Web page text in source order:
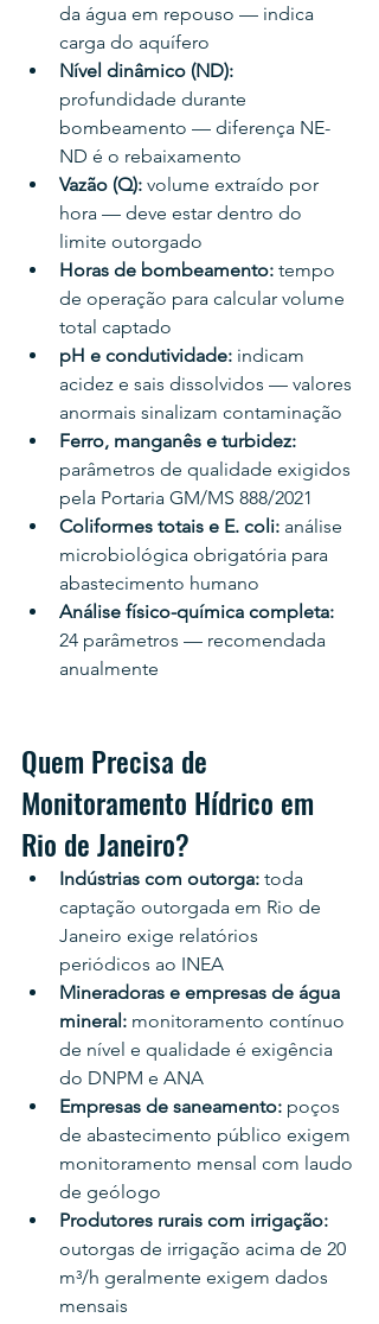
da água em repouso — indica
carga do aquífero
Nível dinâmico (ND):
profundidade durante
bombeamento — diferença NE-
ND é o rebaixamento
Vazão (Q): volume extraído por
hora — deve estar dentro do
limite outorgado
Horas de bombeamento: tempo
de operação para calcular volume
total captado
pH e condutividade: indicam
acidez e sais dissolvidos — valores
anormais sinalizam contaminação
Ferro, manganês e turbidez:
parâmetros de qualidade exigidos
pela Portaria GM/MS 888/2021
Coliformes totais e E. coli: análise
microbiológica obrigatória para
abastecimento humano
Análise físico-química completa:
24 parâmetros — recomendada
anualmente
Quem Precisa de
Monitoramento Hídrico em
Rio de Janeiro?
Indústrias com outorga: toda
captação outorgada em Rio de
Janeiro exige relatórios
periódicos ao INEA
Mineradoras e empresas de água
mineral: monitoramento contínuo
de nível e qualidade é exigência
do DNPM e ANA
Empresas de saneamento: poços
de abastecimento público exigem
monitoramento mensal com laudo
de geólogo
Produtores rurais com irrigação:
outorgas de irrigação acima de 20
m³/h geralmente exigem dados
mensais